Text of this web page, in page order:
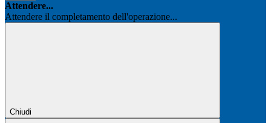
Attendere...
Attendere il completamento dell'operazione...
Chiudi